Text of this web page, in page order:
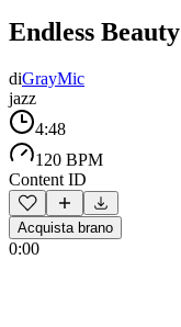
Endless Beauty
diGrayMic
jazz
4:48
120 BPM
Content ID
Acquista brano
0:00